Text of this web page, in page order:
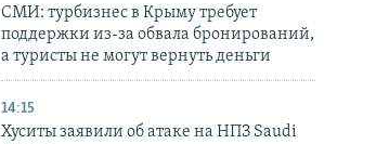
СМИ: турбизнес в Крыму требует
поддержки из-за обвала бронирований,
а туристы не могут вернуть деньги
14:15
Хуситы заявили об атаке на НПЗ Saudi